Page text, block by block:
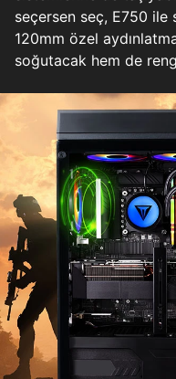
seçersen seç, E750
120mm özel
soğutacak hem de